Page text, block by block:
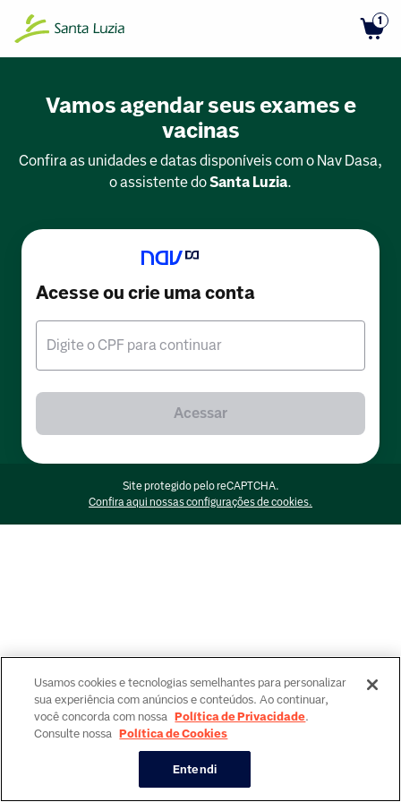
1
Vamos agendar seus exames e
vacinas
Confira as unidades e datas disponíveis com o Nav Dasa,
o assistente doSanta Luzia.
Acesse ou crie uma conta
Digite o CPF para continuar
Acessar
Site protegido pelo reCAPTCHA.
Confira aqui nossas configurações de cookies.
Usamos cookies e tecnologias semelhantes para personalizar
sua experiência com anúncios e conteúdos. Ao continuar,
você concorda com nossa Política de Privacidade.
Consulte nossa Política de Cookies
Entendi